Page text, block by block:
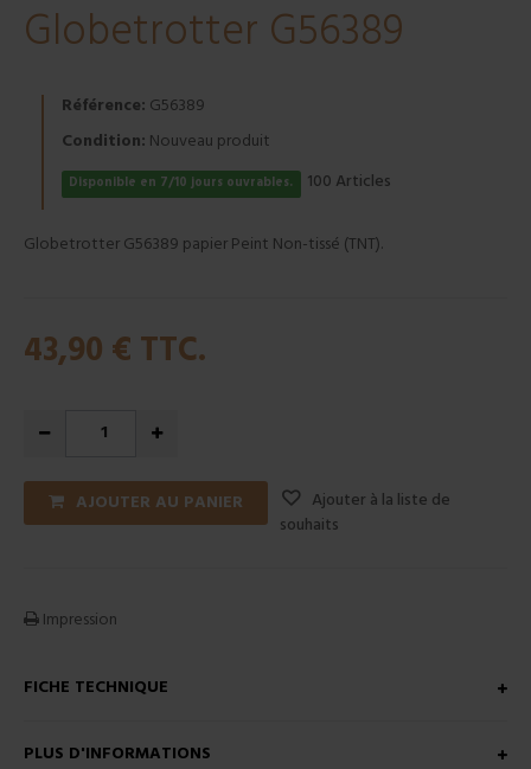
Globetrotter G56389
Référence: G56389
Condition: Nouveau produit
Disponible en 7/10 jours ouvrables. 100 Articles
Globetrotter G56389 papier Peint Non-tissé (TNT).
43,90 € TTC.
AJOUTER AU PANIER
Ajouter à la liste de
souhaits
Impression
FICHE TECHNIQUE
PLUS D'INFORMATIONS